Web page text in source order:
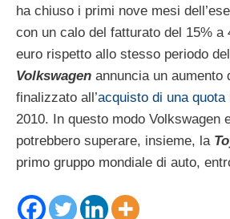
ha chiuso i primi nove mesi
con un calo del fatturato del 15% a
euro rispetto allo stesso periodo
Volkswagen annuncia un aumento
finalizzato all’acquisto di una quota
2010. In questo modo Volkswagen
potrebbero superare, insieme, la
primo gruppo mondiale di auto,